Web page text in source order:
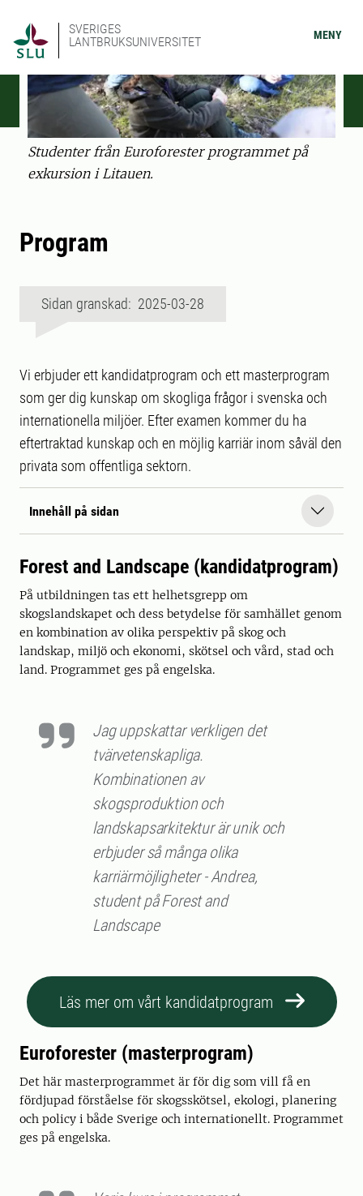
SVERIGES
LANTBRUKSUNIVERSITET
MENY
Studenter från Euroforester programmet på
exkursion i Litauen.
Program
Sidan granskad: 2025-03-28
Vi erbjuder ett kandidatprogram och ett masterprogram
som ger dig kunskap om skogliga frågor i svenska och
internationella miljöer. Efter examen kommer du ha
eftertraktad kunskap och en möjlig karriär inom såväl den
privata som offentliga sektorn.
Innehåll på sidan
Forest and Landscape (kandidatprogram)
På utbildningen tas ett helhetsgrepp om
skogslandskapet och dess betydelse för samhället genom
en kombination av olika perspektiv på skog och
landskap, miljö och ekonomi, skötsel och vård, stad och
land. Programmet ges på engelska.
Jag uppskattar verkligen det
tvärvetenskapliga.
Kombinationen av
skogsproduktion och
landskapsarkitektur är unik och
erbjuder så många olika
karriärmöjligheter - Andrea,
student på Forest and
Landscape
Läs mer om vårt kandidatprogram
Euroforester (masterprogram)
Det här masterprogrammet är för dig som vill få en
fördjupad förståelse för skogsskötsel, ekologi, planering
och policy i både Sverige och internationellt. Programmet
ges på engelska.